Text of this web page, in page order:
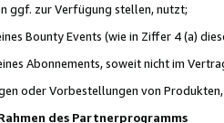
ggf. zur Verfügung stellen, nutzt;
Bounty Events (wie in Ziffer 4 (a)
Abonnements, soweit nicht im
oder Vorbestellungen von
des Partnerprogramms